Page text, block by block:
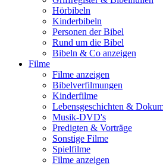
Hörbibeln
Kinderbibeln
Personen der Bibel
Rund um die Bibel
Bibeln & Co anzeigen
Filme
Filme anzeigen
Bibelverfilmungen
Kinderfilme
Lebensgeschichten &
Musik-DVD's
Predigten & Vorträge
Sonstige Filme
Spielfilme
Filme anzeigen